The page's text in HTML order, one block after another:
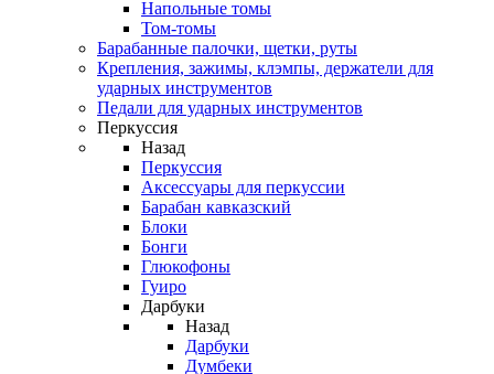
Напольные томы
Том-томы
Барабанные палочки, щетки, руты
Крепления, зажимы, клэмпы, держатели для
ударных инструментов
Педали для ударных инструментов
Перкуссия
Назад
Перкуссия
Аксессуары для перкуссии
Барабан кавказский
Блоки
Бонги
Глюкофоны
Гуиро
Дарбуки
Назад
Дарбуки
Думбеки